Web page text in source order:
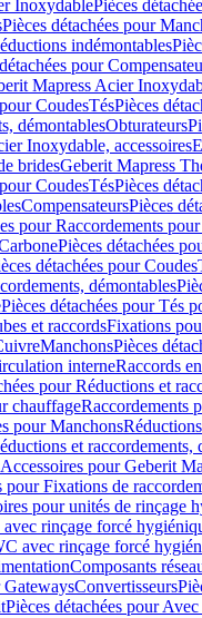
InoxydablePièces
Pièces détachées pour
indémontables
pour
Mapress Acier
CoudesTésPièces
démontablesObturateurs
Inoxydable, accessoires
bridesGeberit Mapress
CoudesTésPièces
CompensateursPièces
pour Raccordements
Pièces détachées
détachées pour Coudes
démontables
Pièces détachées pour Tés
et raccordsFixations
ManchonsPièces
interneRaccords
pour Réductions et
chauffageRaccordements
pour ManchonsRéductions
et raccordements,
Accessoires pour Geberit
pour Fixations de
pour unités de rinçage
avec rinçage forcé
avec rinçage forcé
Composants
GatewaysConvertisseurs
Pièces détachées pour